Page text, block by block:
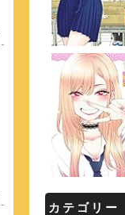
カテゴリー